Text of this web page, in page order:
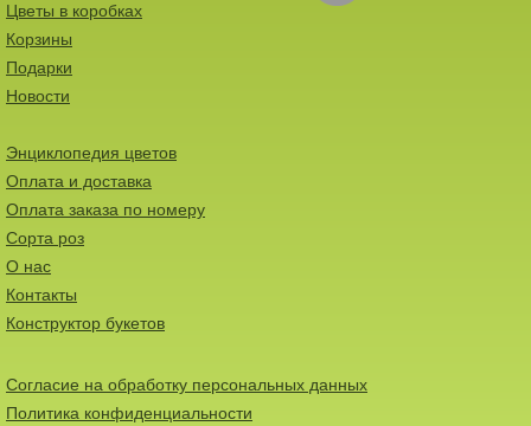
Цветы в коробках
Корзины
Подарки
Новости
Энциклопедия цветов
Оплата и доставка
Оплата заказа по номеру
Сорта роз
О нас
Контакты
Конструктор букетов
Согласие на обработку персональных данных
Политика конфиденциальности